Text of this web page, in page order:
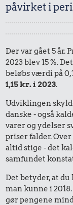
påvirket i
Der var gået 5 år.
2023 blev 15 %.
beløbs værdi på
1,15 kr. i 2023.
Udviklingen
danske - også
varer og ydelser
priser falder.
altid stige - det
samfundet
Det betyder, at
man kunne i
gør pengene